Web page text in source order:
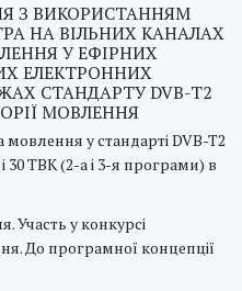
З ВИКОРИСТАННЯМ
НА ВІЛЬНИХ КАНАЛАХ
У ЕФІРНИХ
ЕЛЕКТРОННИХ
СТАНДАРТУ DVB-T2
МОВЛЕННЯ
у стандарті DVB-T2
і 30 ТВК (2-а і 3-я програми) в
Участь у конкурсі
До програмної концепції